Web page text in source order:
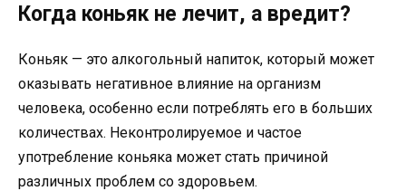
Когда коньяк не лечит, а вредит?
Коньяк — это алкогольный напиток, который может
оказывать негативное влияние на организм
человека, особенно если потреблять его в больших
количествах. Неконтролируемое и частое
употребление коньяка может стать причиной
различных проблем со здоровьем.